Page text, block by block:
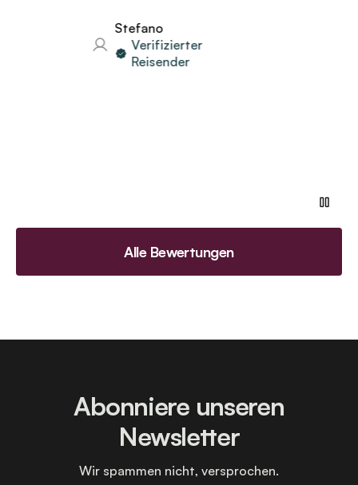
Stefano
Verifizierter
Reisender
Alle Bewertungen
Abonniere unseren
Newsletter
Wir spammen nicht, versprochen.